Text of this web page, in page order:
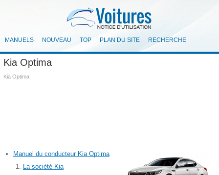
MANUELS NOUVEAU TOP PLAN DU SITE RECHERCHE
Kia Optima
Kia Optima
Manuel du conducteur Kia Optima
La société Kia